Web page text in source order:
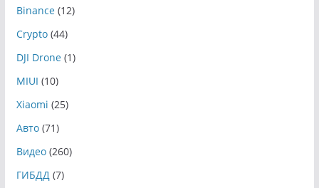
Binance(12)
Crypto(44)
DJI Drone(1)
MIUI (10)
Xiaomi (25)
Авто(71)
Видео(260)
ГИБДД(7)